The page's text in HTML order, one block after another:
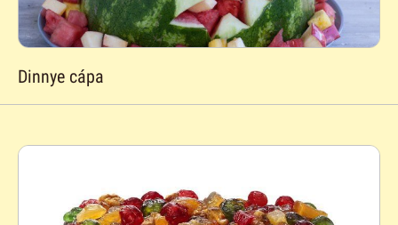
Dinnye cápa